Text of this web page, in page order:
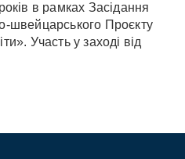
в рамках Засідання
швейцарського Проєкту
Участь у заході від